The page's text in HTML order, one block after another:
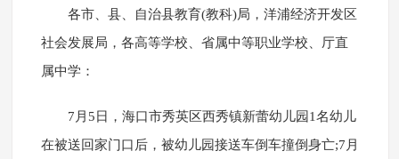
各市、县、自治县教育(教科)局，洋浦经济开发区
社会发展局，各高等学校、省属中等职业学校、厅直
属中学：
7月5日，海口市秀英区西秀镇新蕾幼儿园1名幼儿
在被送回家门口后，被幼儿园接送车倒车撞倒身亡;7月